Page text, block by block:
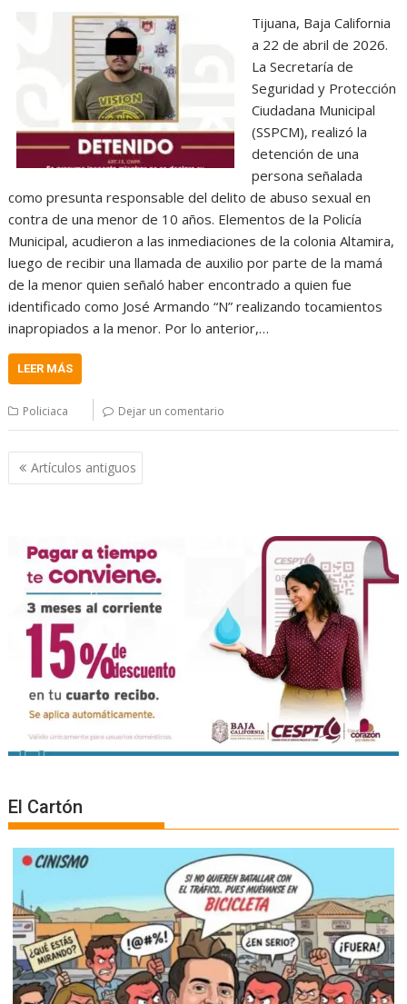
Tijuana, Baja California
a 22 de abril de 2026.
La Secretaría de
Seguridad y Protección
Ciudadana Municipal
(SSPCM), realizó la
detención de una
persona señalada
como presunta responsable del delito de abuso sexual en
contra de una menor de 10 años. Elementos de la Policía
Municipal, acudieron a las inmediaciones de la colonia Altamira,
luego de recibir una llamada de auxilio por parte de la mamá
de la menor quien señaló haber encontrado a quien fue
identificado como José Armando “N” realizando tocamientos
inapropiados a la menor. Por lo anterior,…
LEER MÁS
Policiaca Dejar un comentario
Navegación
de
Artículos antiguos
El Cartón